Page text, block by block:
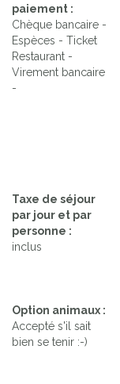
paiement :
Chèque bancaire -
Espèces - Ticket
Restaurant -
Virement bancaire
-
Taxe de séjour
par jour et par
personne :
inclus
Option animaux :
Accepté s'il sait
bien se tenir :-)